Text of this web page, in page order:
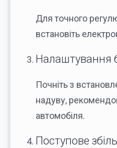
Для точного
встановіть
Налаштування
Почніть з
надуву,
автомобіля.
Поступове